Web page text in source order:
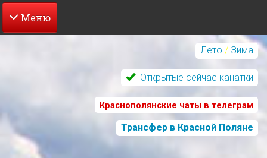
Перейти
Лето / Зима
Открытые сейчас канатки
Краснополянские чаты в телеграм
Трансфер в Красной Поляне